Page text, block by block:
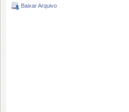
Baixar Arquivo